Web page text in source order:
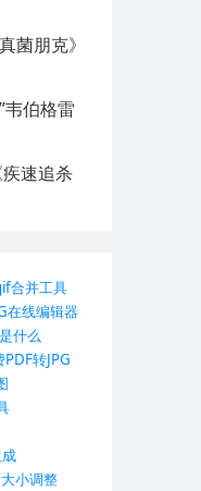
菌朋克》
韦伯格雷
速追杀
合并工具
在线编辑器
什么
PDF转JPG
小调整